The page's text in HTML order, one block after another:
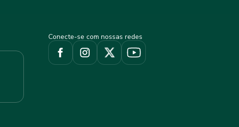
Conecte-se com nossas redes